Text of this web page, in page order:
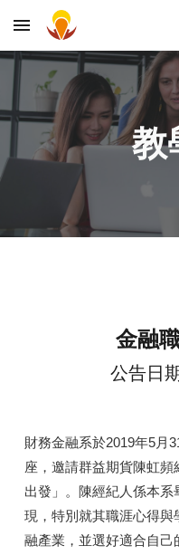
Skip to main content
教
金融
公告日
財務金融系於2019年5月
座，邀請群益期貨陳虹
出發」。陳經紀人係本
現，特別就其職涯心得
融產業，並選好適合自